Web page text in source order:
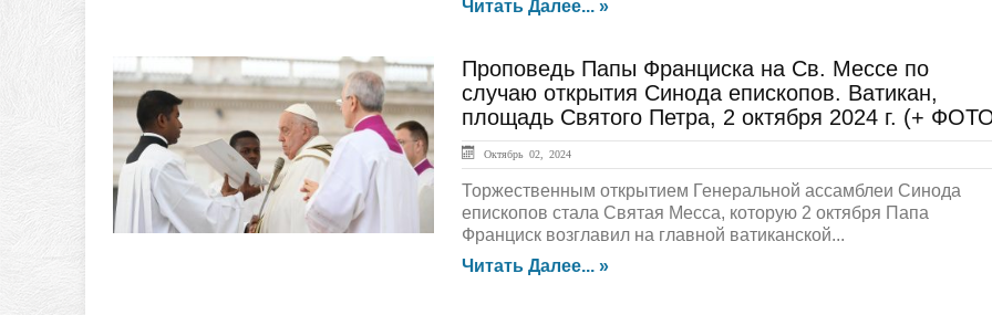
Читать Далее... »
ГЛАВНАЯ
Проповедь Папы Франциска на Св. Мессе по
случаю открытия Синода епископов. Ватикан,
площадь Святого Петра, 2 октября 2024 г. (+
Октябрь 02, 2024
Торжественным открытием Генеральной ассамблеи Синода
епископов стала Святая Месса, которую 2 октября Папа
Франциск возглавил на главной ватиканской...
Читать Далее... »